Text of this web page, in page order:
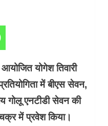
योगेश तिवारी
में बीएस सेवन,
गोलू एनटीडी सेवन की
में प्रवेश किया।